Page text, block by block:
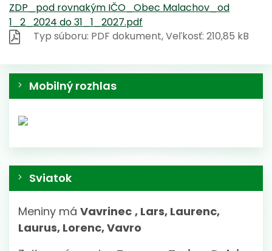
ZDP_pod rovnakým IČO_Obec Malachov_od
1_2_2024 do 31_1_2027.pdf
Typ súboru: PDF dokument, Veľkosť: 210,85 kB
Mobilný rozhlas
Sviatok
Meniny má Vavrinec , Lars, Laurenc,
Laurus, Lorenc, Vavro